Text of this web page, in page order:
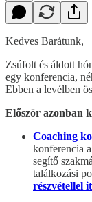
Kedves Barátunk,
Zsúfolt és áldott
egy konferencia,
Ebben a levélben
Először azonban
Coaching
konferencia
segítő
találkozási
részvétellel